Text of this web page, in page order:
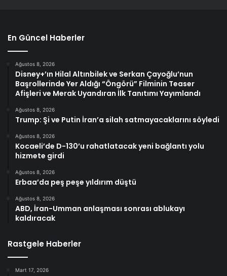
En Güncel Haberler
Ağustos 8, 2026
Disney+’ın Hilal Altınbilek ve Serkan Çayoğlu’nun
Başrollerinde Yer Aldığı “Öngörü” Filminin Teaser
Afişleri ve Merak Uyandıran İlk Tanıtımı Yayımlandı
Ağustos 8, 2026
Trump: Şi ve Putin İran’a silah satmayacaklarını söyledi
Ağustos 8, 2026
Kocaeli’de D-130’u rahatlatacak yeni bağlantı yolu
hizmete girdi
Ağustos 8, 2026
Erbaa’da peş peşe yıldırım düştü
Ağustos 8, 2026
ABD, İran-Umman anlaşması sonrası ablukayı
kaldıracak
Rastgele Haberler
Mart 17, 2026